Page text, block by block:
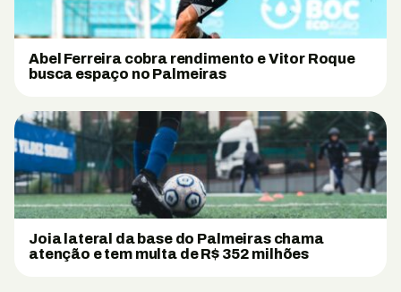
Abel Ferreira cobra rendimento e Vitor Roque
busca espaço no Palmeiras
Joia lateral da base do Palmeiras chama
atenção e tem multa de R$ 352 milhões